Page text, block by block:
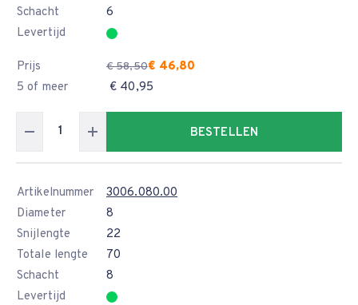
Schacht
6
Levertijd
Prijs € 58,50€ 46,80
5 of meer
€ 40,95
BESTELLEN
Artikelnummer
3006.080.00
Diameter
8
Snijlengte
22
Totale lengte
70
Schacht
8
Levertijd